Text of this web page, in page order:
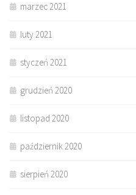
marzec 2021
luty 2021
styczeń 2021
grudzień 2020
listopad 2020
październik 2020
sierpień 2020